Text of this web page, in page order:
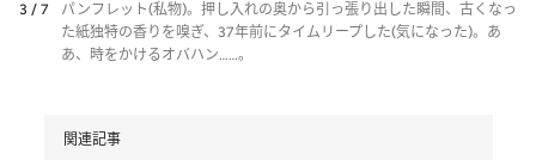
3 / 7
パンフレット(私物)。押し入れの奥から引っ張り出した瞬間、古くなっ
た紙独特の香りを嗅ぎ、37年前にタイムリープした(気になった)。あ
あ、時をかけるオバハン……。
関連記事